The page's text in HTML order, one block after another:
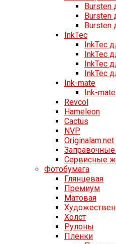
Bursten
Bursten
Bursten
InkTec
InkTec
InkTec
InkTec
InkTec
Ink-mate
Ink-
Revcol
Hameleon
Cactus
NVP
Originalam.net
Сервисные
Фотобумага
Глянцевая
Премиум
Матовая
Холст
Рулоны
Пленки